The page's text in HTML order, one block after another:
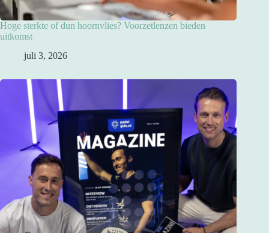
Hoge sterkte of dun hoornvlies? Voorzetlenzen bieden
uitkomst
juli 3, 2026